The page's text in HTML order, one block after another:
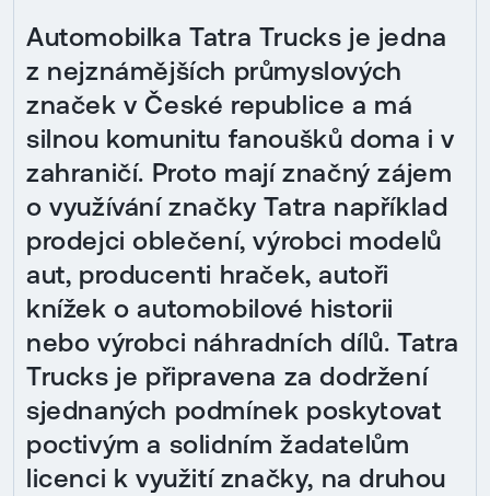
Automobilka Tatra Trucks je jedna
z nejznámějších průmyslových
značek v České republice a má
silnou komunitu fanoušků doma i v
zahraničí. Proto mají značný zájem
o využívání značky Tatra například
prodejci oblečení, výrobci modelů
aut, producenti hraček, autoři
knížek o automobilové historii
nebo výrobci náhradních dílů. Tatra
Trucks je připravena za dodržení
sjednaných podmínek poskytovat
poctivým a solidním žadatelům
licenci k využití značky, na druhou